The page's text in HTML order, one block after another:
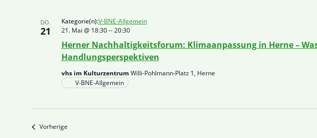
DO.
21
Herner Nachhaltigkeitsforum: Klimaanpassung in Herne –
Handlungsperspektiven
21. Mai @ 18:30--20:30
Kategorie(n):V-BNE-Allgemein
vhs im Kulturzentrum Willi-Pohlmann-Platz 1, Herne
V-BNE-Allgemein
VorherigeVeranstaltungen